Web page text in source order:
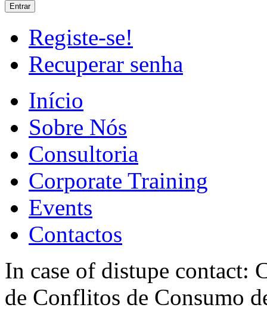
Registe-se!
Recuperar senha
Início
Sobre Nós
Consultoria
Corporate Training
Events
Contactos
In case of distupe contact:
de Conflitos de Consumo